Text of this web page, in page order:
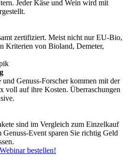
Jeder Käse und Wein wird mit
zertifiziert. Meist nicht nur EU-Bio,
Kriterien von Bioland, Demeter,
Genuss-Forscher kommen mit der
voll auf ihre Kosten. Überraschungen
sind im Vergleich zum Einzelkauf
Event sparen Sie richtig Geld
bestellen!